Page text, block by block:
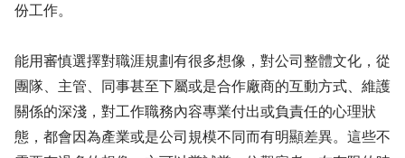
份工作。
能用審慎選擇對職涯規劃有很多想像，對公司整體文化，從
團隊、主管、同事甚至下屬或是合作廠商的互動方式、維護
關係的深淺，對工作職務內容專業付出或負責任的心理狀
態，都會因為產業或是公司規模不同而有明顯差異。這些不